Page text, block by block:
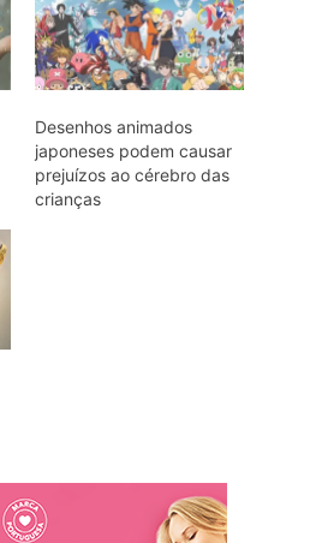
Desenhos animados
japoneses podem causar
prejuízos ao cérebro das
crianças